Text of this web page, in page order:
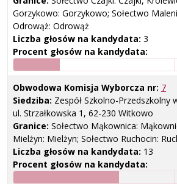
Gorzykowo: Gorzykowo; Sołectwo
Odrowąż: Odrowąż
Liczba głosów na kandydata: 3
Procent głosów na kandydata:
Obwodowa Komisja Wyborcza nr: 7
Siedziba: Zespół Szkolno-Przedszkolny
ul. Strzałkowska 1, 62-230 Witkowo
Granice: Sołectwo Mąkownica:
Mielżyn: Mielżyn; Sołectwo Ruchocin:
Liczba głosów na kandydata: 13
Procent głosów na kandydata: